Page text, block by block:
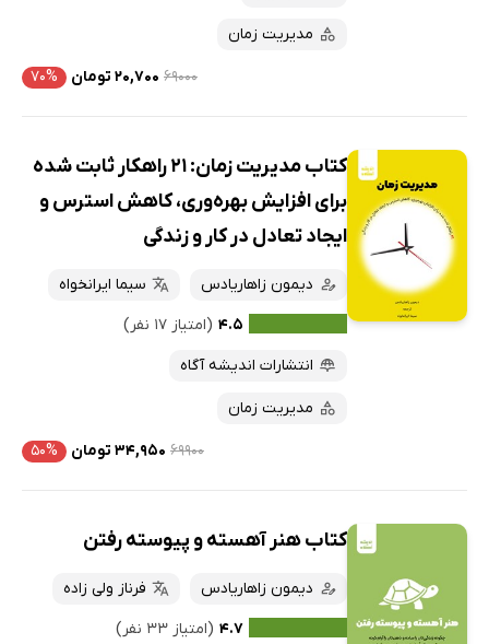
مدیریت زمان
۶۹۰۰۰ ۲۰,۷۰۰ تومان ۷۰%
کتاب مدیریت زمان: 21 راهکار ثابت شده
برای افزایش بهره‌وری، کاهش استرس و
ایجاد تعادل در کار و زندگی
دیمون زاهاریادس
سیما ایرانخواه
۴.۵ (امتیاز ۱۷ نفر)
انتشارات اندیشه آگاه
مدیریت زمان
۶۹۹۰۰ ۳۴,۹۵۰ تومان ۵۰%
کتاب هنر آهسته و پیوسته رفتن
دیمون زاهاریادس
فرناز ولی زاده
۴.۷ (امتیاز ۳۳ نفر)